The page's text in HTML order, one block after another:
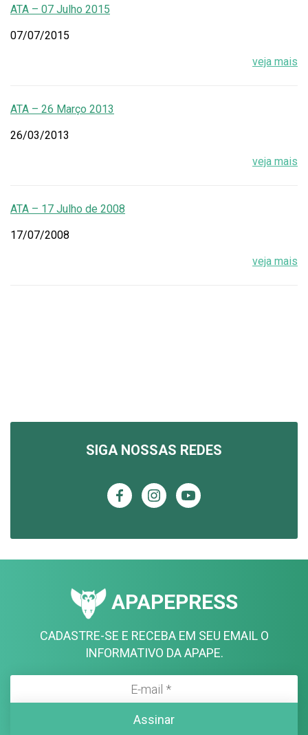
ATA – 07 Julho 2015
07/07/2015
veja mais
ATA – 26 Março 2013
26/03/2013
veja mais
ATA – 17 Julho de 2008
17/07/2008
veja mais
SIGA NOSSAS REDES
APAPEPRESS
CADASTRE-SE E RECEBA EM SEU EMAIL O
INFORMATIVO DA APAPE.